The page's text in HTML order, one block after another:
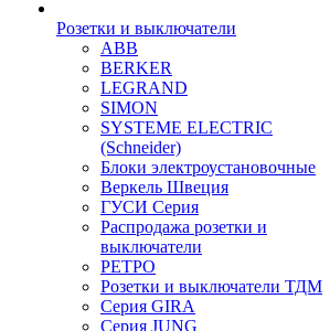
Розетки и выключатели
ABB
BERKER
LEGRAND
SIMON
SYSTEME ELECTRIC
(Schneider)
Блоки электроустановочные
Веркель Швеция
ГУСИ Серия
Распродажа розетки и
выключатели
РЕТРО
Розетки и выключатели ТДМ
Серия GIRA
Серия JUNG